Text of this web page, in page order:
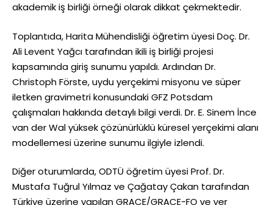
akademik iş birliği örneği olarak dikkat çekmektedir.
Toplantıda, Harita Mühendisliği öğretim üyesi Doç. Dr.
Ali Levent Yağcı tarafından ikili iş birliği projesi
kapsamında giriş sunumu yapıldı. Ardından Dr.
Christoph Förste, uydu yerçekimi misyonu ve süper
iletken gravimetri konusundaki GFZ Potsdam
çalışmaları hakkında detaylı bilgi verdi. Dr. E. Sinem İnce
van der Wal yüksek çözünürlüklü küresel yerçekimi alanı
modellemesi üzerine sunumu ilgiyle izlendi.
Diğer oturumlarda, ODTÜ öğretim üyesi Prof. Dr.
Mustafa Tuğrul Yılmaz ve Çağatay Çakan tarafından
Türkiye üzerine yapılan GRACE/GRACE-FO ve yer